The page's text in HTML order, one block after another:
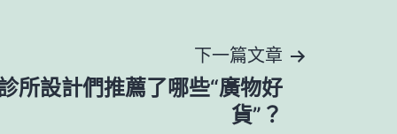
下一篇文章
所設計們推薦了哪些“廣物好
貨”？